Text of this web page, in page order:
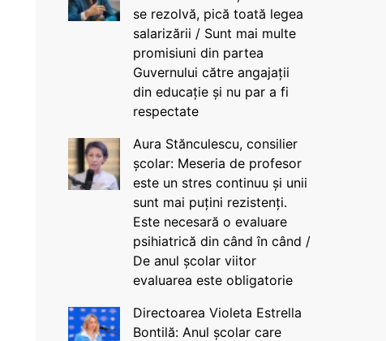
se rezolvă, pică toată legea
salarizării / Sunt mai multe
promisiuni din partea
Guvernului către angajații
din educație și nu par a fi
respectate
Aura Stănculescu, consilier
școlar: Meseria de profesor
este un stres continuu și unii
sunt mai puțini rezistenți.
Este necesară o evaluare
psihiatrică din când în când /
De anul școlar viitor
evaluarea este obligatorie
Directoarea Violeta Estrella
Bontilă: Anul școlar care